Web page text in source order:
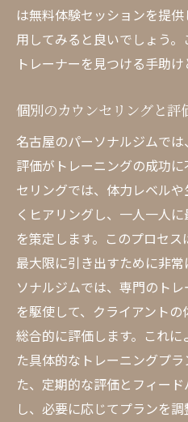
は無料体験セッションを提
用してみると良いでしょう
トレーナーを見つける手助け
個別のカウンセリングと評
名古屋のパーソナルジムで
評価がトレーニングの成功
セリングでは、体力レベル
くヒアリングし、一人一人
を策定します。このプロセ
最大限に引き出すために非
ソナルジムでは、専門のト
を駆使して、クライアント
総合的に評価します。これ
た具体的なトレーニングプ
た、定期的な評価とフィー
し、必要に応じてプランを